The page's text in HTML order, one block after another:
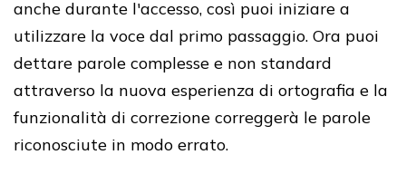
anche durante l'accesso, così puoi iniziare a
utilizzare la voce dal primo passaggio. Ora puoi
dettare parole complesse e non standard
attraverso la nuova esperienza di ortografia e la
funzionalità di correzione correggerà le parole
riconosciute in modo errato.